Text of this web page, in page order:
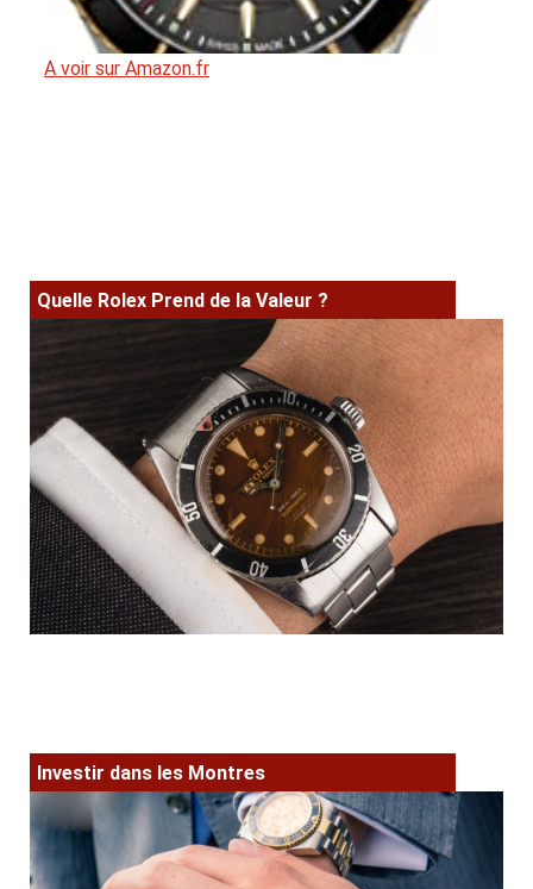
A voir sur Amazon.fr
Quelle Rolex Prend de la Valeur ?
Investir dans les Montres